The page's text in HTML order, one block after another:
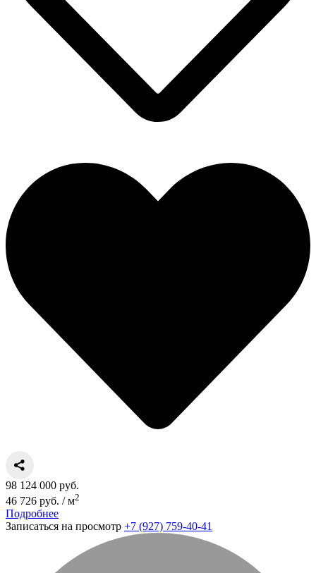
98 124 000 руб.
46 726 руб. / м2
Подробнее
Записаться на просмотр +7 (927) 759-40-41